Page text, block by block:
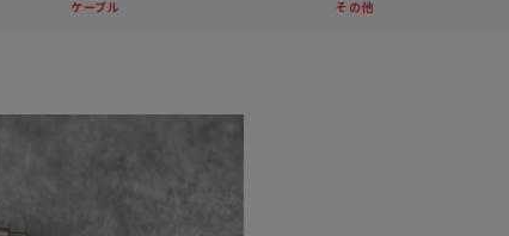
ケーブル その他